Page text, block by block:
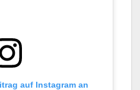
auf Instagram an